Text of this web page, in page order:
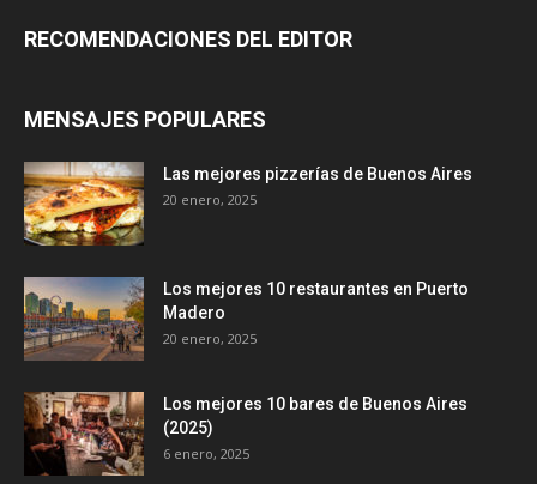
RECOMENDACIONES DEL EDITOR
MENSAJES POPULARES
Las mejores pizzerías de Buenos Aires
20 enero, 2025
Los mejores 10 restaurantes en Puerto
Madero
20 enero, 2025
Los mejores 10 bares de Buenos Aires
(2025)
6 enero, 2025